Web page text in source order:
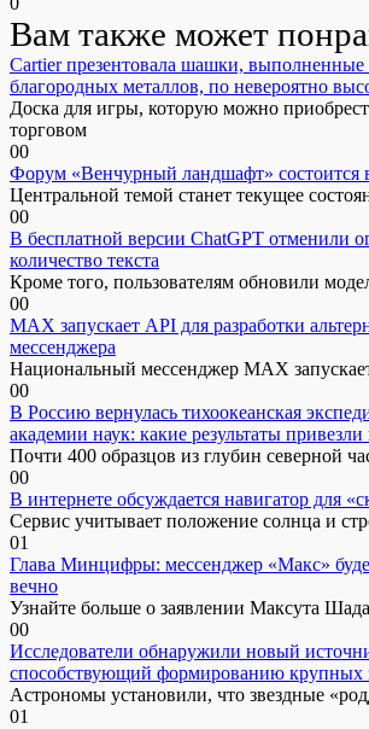
Вам также может
Cartier презентовала шашки, выполненные
благородных металлов, по невероятно
Доска для игры, которую можно
торговом
00
Форум «Венчурный ландшафт» состоится
Центральной темой станет текущее
00
В бесплатной версии ChatGPT отменили
количество текста
Кроме того, пользователям обновили
00
MAX запускает API для разработки
мессенджера
Национальный мессенджер MAX
00
В Россию вернулась тихоокеанская
академии наук: какие результаты привезли
Почти 400 образцов из глубин северной
00
В интернете обсуждается навигатор для
Сервис учитывает положение солнца и
01
Глава Минцифры: мессенджер «Макс»
вечно
Узнайте больше о заявлении Максута
00
Исследователи обнаружили новый
способствующий формированию крупных
Астрономы установили, что звездные
01